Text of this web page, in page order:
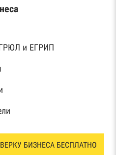
и ЕГРИП
БИЗНЕСА БЕСПЛАТНО